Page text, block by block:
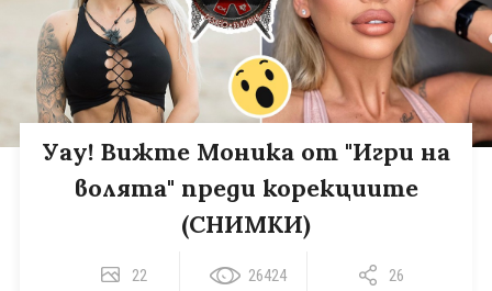
Уау! Вижте Моника от "Игри на
волята" преди корекциите
(СНИМКИ)
22 26424 26